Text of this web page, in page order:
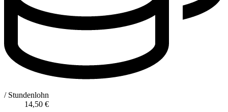
/ Stundenlohn
14,50 €